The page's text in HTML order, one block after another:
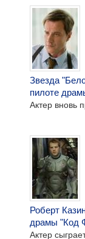
Звезда
пилоте
Актер вновь
Роберт
драмы "Код
Актер